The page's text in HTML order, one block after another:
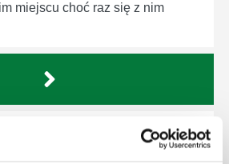
miejscu choć raz się z nim
MENEDŻERSKIE